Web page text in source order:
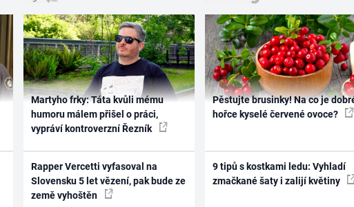
Martyho frky: Táta kvůli mému
humoru málem přišel o práci,
vypráví kontroverzní Řezník
Rapper Vercetti vyfasoval na
Slovensku 5 let vězení, pak bude ze
země vyhoštěn
Pěstujte brusinky! Na co je
hořce kyselé červené ovoce?
9 tipů s kostkami ledu: Vyhladí
zmačkané šaty i zalijí květiny